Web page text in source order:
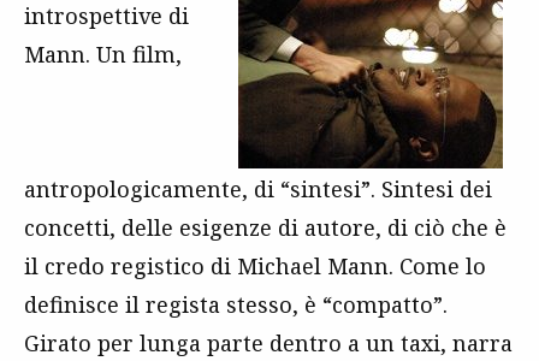
introspettive di
Mann. Un film,
antropologicamente, di “sintesi”. Sintesi dei
concetti, delle esigenze di autore, di ciò che è
il credo registico di Michael Mann. Come lo
definisce il regista stesso, è “compatto”.
Girato per lunga parte dentro a un taxi, narra